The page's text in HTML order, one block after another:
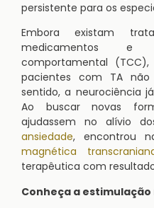
persistente para os
Embora existam
medicamentos e
comportamental
pacientes com TA não
sentido, a neurociência
Ao buscar novas
ajudassem no alívio
ansiedade, encontrou
magnética
terapêutica com
Conheça a